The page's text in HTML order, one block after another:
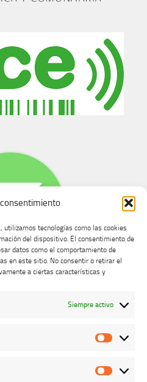
utilizamos tecnologías como las cookies
del dispositivo. El consentimiento de
datos como el comportamiento de
en este sitio. No consentir o retirar el
a ciertas características y
Siempre activo
quejas y sugerencias